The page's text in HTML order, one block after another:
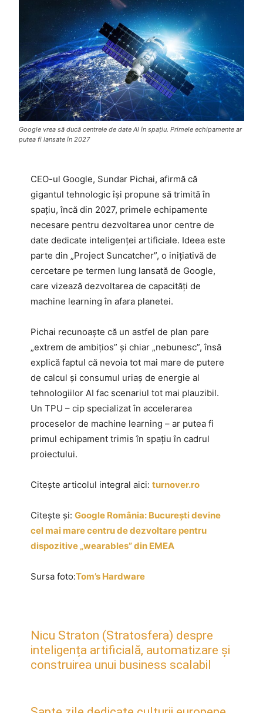
Google vrea să ducă centrele de date AI în spațiu. Primele echipamente ar
putea fi lansate în 2027
CEO-ul Google, Sundar Pichai, afirmă că
gigantul tehnologic își propune să trimită în
spațiu, încă din 2027, primele echipamente
necesare pentru dezvoltarea unor centre de
date dedicate inteligenței artificiale. Ideea este
parte din „Project Suncatcher”, o inițiativă de
cercetare pe termen lung lansată de Google,
care vizează dezvoltarea de capacități de
machine learning în afara planetei.
Pichai recunoaște că un astfel de plan pare
„extrem de ambițios” și chiar „nebunesc”, însă
explică faptul că nevoia tot mai mare de putere
de calcul și consumul uriaș de energie al
tehnologiilor AI fac scenariul tot mai plauzibil.
Un TPU – cip specializat în accelerarea
proceselor de machine learning – ar putea fi
primul echipament trimis în spațiu în cadrul
proiectului.
Citește articolul integral aici: turnover.ro
Citește și: Google România: București devine
cel mai mare centru de dezvoltare pentru
dispozitive „wearables” din EMEA
Sursa foto:Tom’s Hardware
Nicu Straton (Stratosfera) despre
inteligența artificială, automatizare și
construirea unui business scalabil